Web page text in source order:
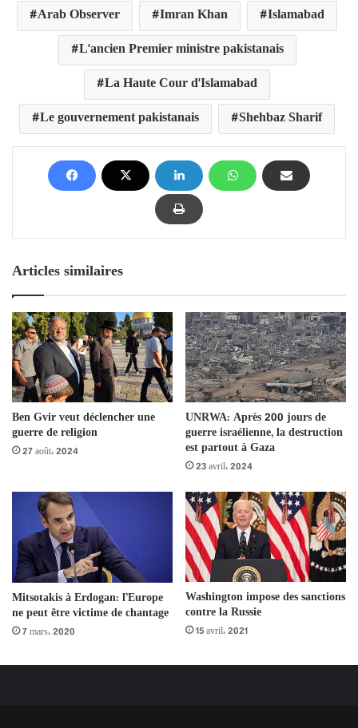
Arab Observer Imran Khan
Islamabad
L'ancien Premier ministre pakistanais
La Haute Cour d'Islamabad
Le gouvernement pakistanais
Shehbaz Sharif
Articles similaires
Ben Gvir veut déclencher une
guerre de religion
27 août، 2024
UNRWA: Après 200 jours de
guerre israélienne, la destruction
est partout à Gaza
23 avril، 2024
Mitsotakis à Erdogan: l’Europe
ne peut être victime de chantage
7 mars، 2020
Washington impose des sanctions
contre la Russie
15 avril، 2021